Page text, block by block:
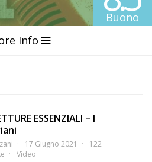
Buono
Info
ESSENZIALI – I
17 Giugno 2021
122
Video